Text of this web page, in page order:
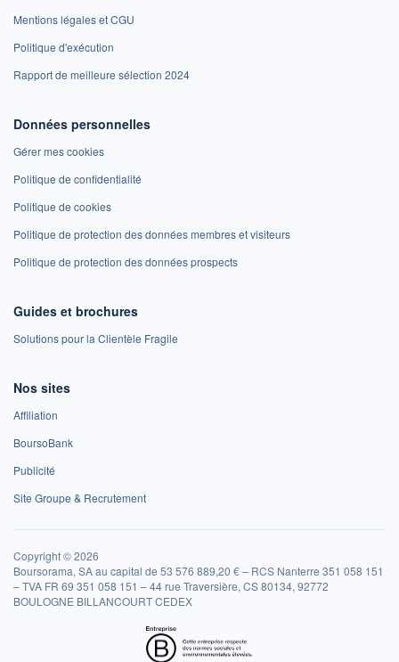
Mentions légales et CGU
Politique d'exécution
Rapport de meilleure sélection 2024
Données personnelles
Gérer mes cookies
Politique de confidentialité
Politique de cookies
Politique de protection des données membres et visiteurs
Politique de protection des données prospects
Guides et brochures
Solutions pour la Clientèle Fragile
Nos sites
Affiliation
BoursoBank
Publicité
Site Groupe & Recrutement
Copyright © 2026
Boursorama, SA au capital de 53 576 889,20 € – RCS Nanterre 351 058 151
– TVA FR 69 351 058 151 – 44 rue Traversière, CS 80134, 92772
BOULOGNE BILLANCOURT CEDEX